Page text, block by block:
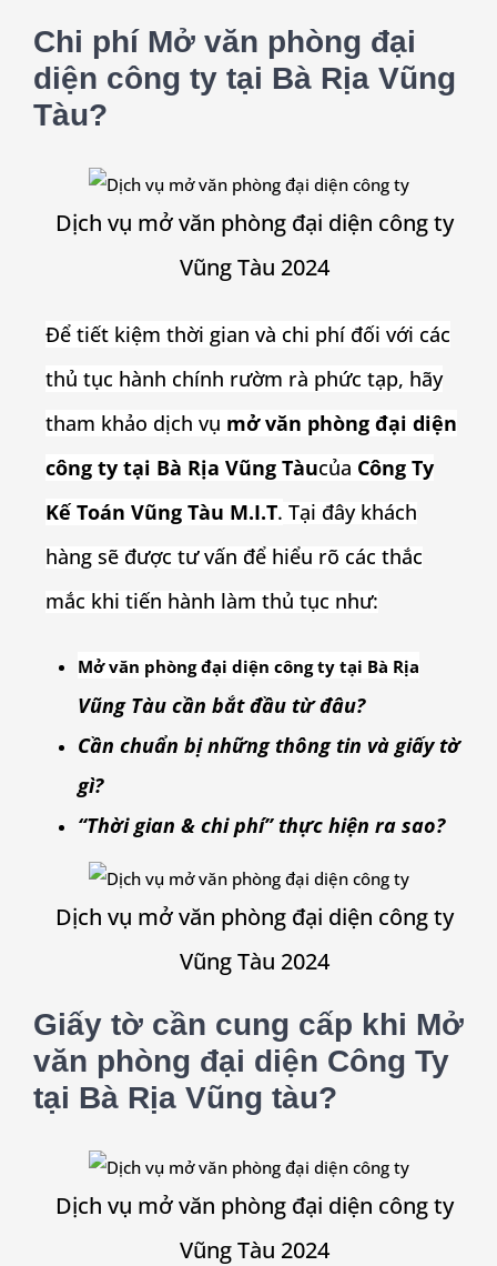
Chi phí Mở văn phòng đại
diện công ty tại Bà Rịa Vũng
Tàu?
Dịch vụ mở văn phòng đại diện công ty
Vũng Tàu 2024
Để tiết kiệm thời gian và chi phí đối với các
thủ tục hành chính rườm rà phức tạp, hãy
tham khảo dịch vụ mở văn phòng đại diện
công ty tại Bà Rịa Vũng Tàucủa Công Ty
Kế Toán Vũng Tàu M.I.T. Tại đây khách
hàng sẽ được tư vấn để hiểu rõ các thắc
mắc khi tiến hành làm thủ tục như:
Mở văn phòng đại diện công ty tại Bà Rịa
Vũng Tàu cần bắt đầu từ đâu?
Cần chuẩn bị những thông tin và giấy tờ
gì?
“Thời gian & chi phí” thực hiện ra sao?
Dịch vụ mở văn phòng đại diện công ty
Vũng Tàu 2024
Giấy tờ cần cung cấp khi Mở
văn phòng đại diện Công Ty
tại Bà Rịa Vũng tàu?
Dịch vụ mở văn phòng đại diện công ty
Vũng Tàu 2024